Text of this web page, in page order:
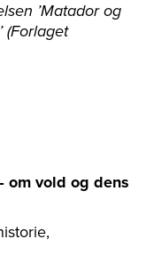
’Matador og
(Forlaget
vold og dens